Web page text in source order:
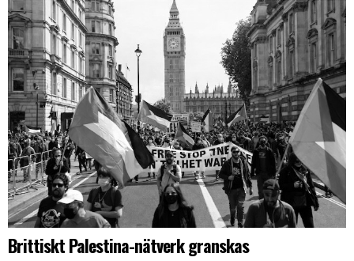
Brittiskt Palestina-nätverk granskas